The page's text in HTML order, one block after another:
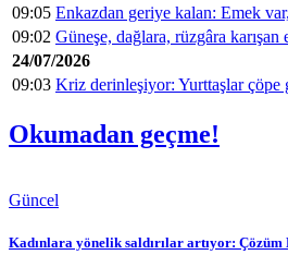
09:05 Enkazdan geriye kalan: Emek var,
09:02 Güneşe, dağlara, rüzgâra
24/07/2026
09:03 Kriz derinleşiyor: Yurttaşlar
Okumadan geçme!
Güncel
Kadınlara yönelik saldırılar artıyor: